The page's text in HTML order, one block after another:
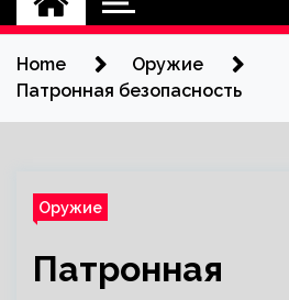
Home
Оружие
Патронная безопасность
Оружие
Патронная